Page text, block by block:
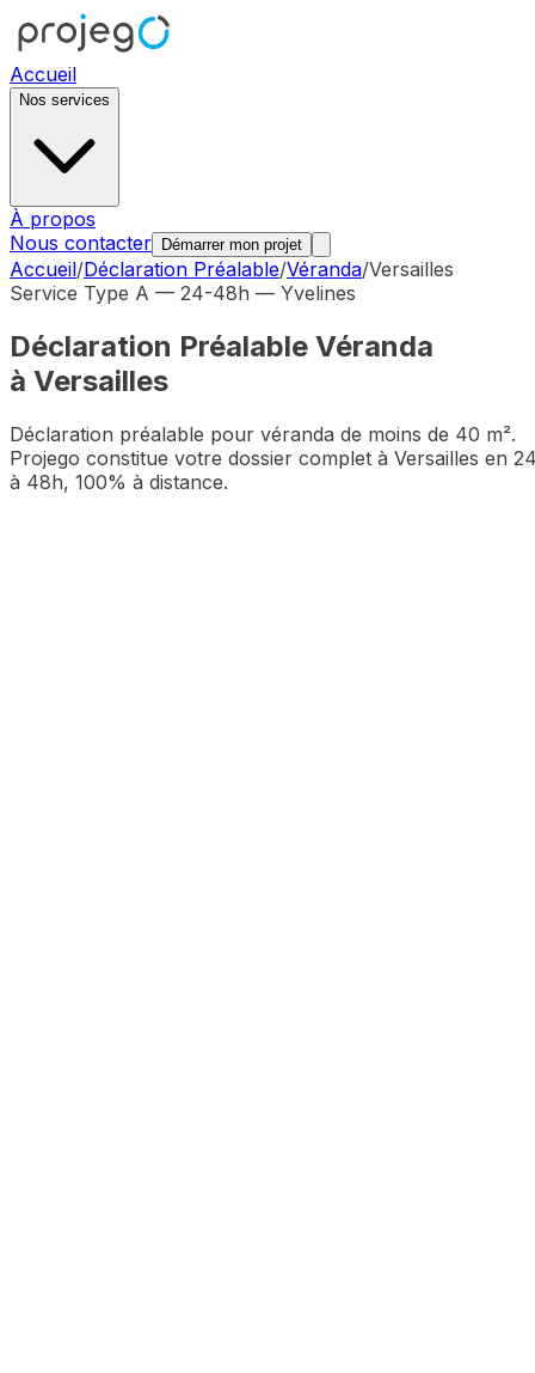
Accueil
Nos services
À propos
Nous contacter
Démarrer mon projet
Accueil/Déclaration Préalable/Véranda/Versailles
Service Type A — 24-48h — Yvelines
Déclaration Préalable Véranda
à Versailles
Déclaration préalable pour véranda de moins de 40 m².
Projego constitue votre dossier complet à Versailles en
à 48h, 100% à distance.